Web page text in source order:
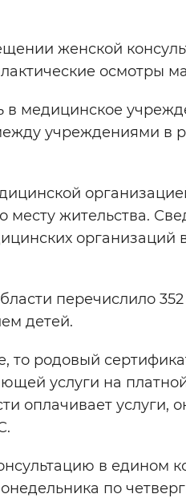
женской
осмотры
в медицинское
учреждениями в
жительства.
перечислило 352
детей.
то родовый
услуги на
оплачивает услуги,
в едином
по четверг